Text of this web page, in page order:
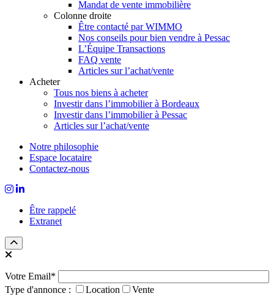
Mandat de vente immobilière
Colonne droite
Être contacté par WIMMO
Nos conseils pour bien vendre à Pessac
L’Équipe Transactions
FAQ vente
Articles sur l’achat/vente
Acheter
Tous nos biens à acheter
Investir dans l’immobilier à Bordeaux
Investir dans l’immobilier à Pessac
Articles sur l’achat/vente
Notre philosophie
Espace locataire
Contactez-nous
Être rappelé
Extranet
Votre Email*
Type d'annonce :
Location
Vente